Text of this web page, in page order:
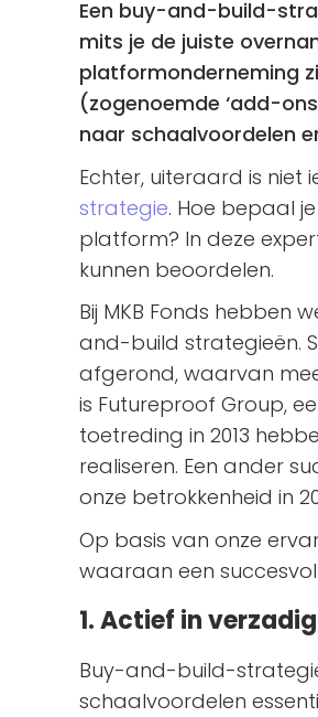
Een buy-and-build-
mits je de juiste
platformonderneming
(zogenoemde ‘add-
naar schaalvoordelen
Echter, uiteraard is
strategie. Hoe bepaal
platform? In deze
kunnen beoordelen.
Bij MKB Fonds hebben
and-build strategieën.
afgerond, waarvan
is Futureproof Group,
toetreding in 2013
realiseren. Een ander
onze betrokkenheid in
Op basis van onze
waaraan een
1. Actief in
Buy-and-build-
schaalvoordelen